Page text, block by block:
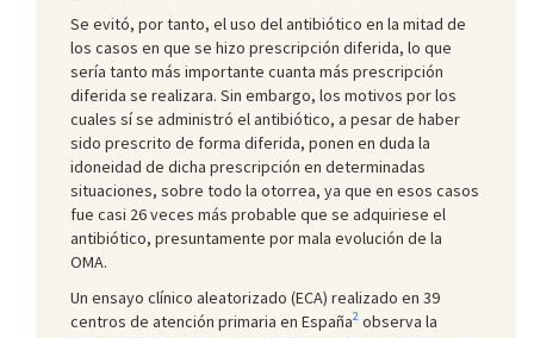
Se evitó, por tanto, el uso del antibiótico en la mitad de
los casos en que se hizo prescripción diferida, lo que
sería tanto más importante cuanta más prescripción
diferida se realizara. Sin embargo, los motivos por los
cuales sí se administró el antibiótico, a pesar de haber
sido prescrito de forma diferida, ponen en duda la
idoneidad de dicha prescripción en determinadas
situaciones, sobre todo la otorrea, ya que en esos casos
fue casi 26 veces más probable que se adquiriese el
antibiótico, presuntamente por mala evolución de la
OMA.
Un ensayo clínico aleatorizado (ECA) realizado en 39
centros de atención primaria en España2 observa la